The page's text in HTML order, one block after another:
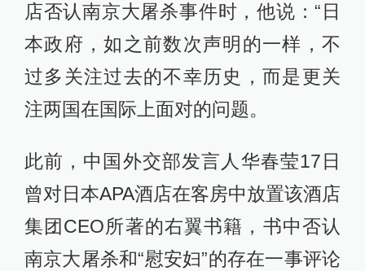
店否认南京大屠杀事件时，他说：“日
本政府，如之前数次声明的一样，不
过多关注过去的不幸历史，而是更关
注两国在国际上面对的问题。
此前，中国外交部发言人华春莹17日
曾对日本APA酒店在客房中放置该酒店
集团CEO所著的右翼书籍，书中否认
南京大屠杀和“慰安妇”的存在一事评论